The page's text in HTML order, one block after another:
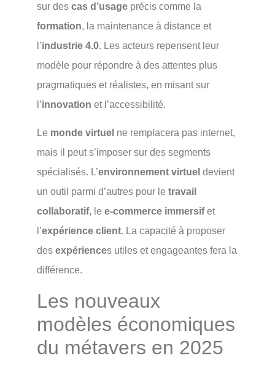
sur des cas d’usage précis comme la
formation, la maintenance à distance et
l’industrie 4.0. Les acteurs repensent leur
modèle pour répondre à des attentes plus
pragmatiques et réalistes, en misant sur
l’innovation et l’accessibilité.
Le monde virtuel ne remplacera pas internet,
mais il peut s’imposer sur des segments
spécialisés. L’environnement virtuel devient
un outil parmi d’autres pour le travail
collaboratif, le e-commerce immersifet
l’expérience client. La capacité à proposer
des expériences utiles et engageantes fera la
différence.
Les nouveaux
modèles économiques
du métavers en 2025